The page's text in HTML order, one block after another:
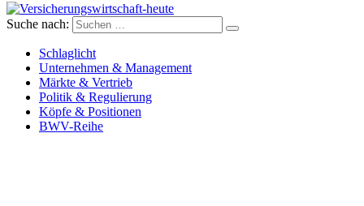
Versicherungswirtschaft-heute
Suche nach:
Schlaglicht
Unternehmen & Management
Märkte & Vertrieb
Politik & Regulierung
Köpfe & Positionen
BWV-Reihe